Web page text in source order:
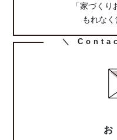
「家づくり
もれなく
カ
＼